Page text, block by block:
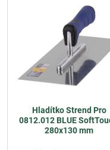
Hladítko Strend Pro
0812.012 BLUE
280x130 mm